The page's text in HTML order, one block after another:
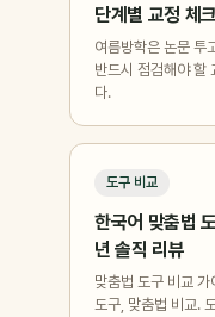
단계별 교정 체
여름방학은 논문 투
반드시 점검해야 할
다.
도구 비교
한국어 맞춤법
년 솔직 리뷰
맞춤법 도구 비교
도구, 맞춤법 비교.